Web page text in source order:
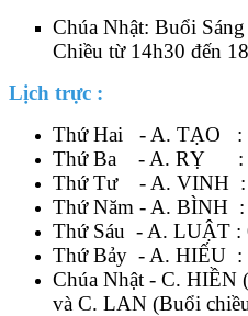
Chúa Nhật: Buổi
Chiều từ 14h30 đến
Lịch trực :
Thứ Hai - A. TẠO :
Thứ Ba - A. RỴ :
Thứ Tư - A. VINH :
Thứ Năm - A. BÌNH :
Thứ Sáu - A. LUẬT :
Thứ Bảy - A. HIẾU :
Chúa Nhật - C. HIỀN
và C. LAN (Buổi